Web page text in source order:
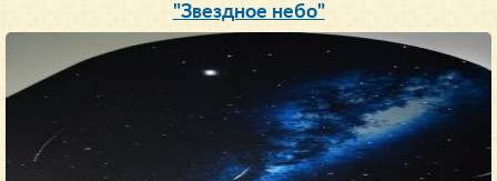
"Звездное небо"